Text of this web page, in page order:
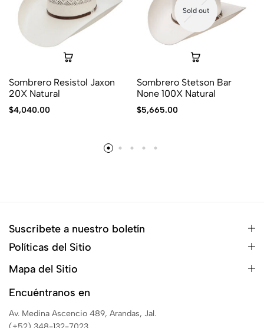
Sombrero Resistol Jaxon
20X Natural
$4,040.00
Sold out
Sombrero Stetson Bar
None 100X Natural
$5,665.00
Suscribete a nuestro boletín
Políticas del Sitio
Mapa del Sitio
Encuéntranos en
Av. Medina Ascencio 489, Arandas, Jal.